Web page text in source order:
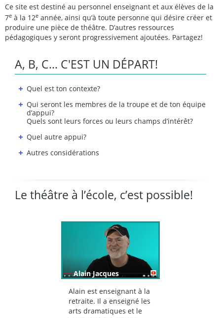
Ce site est destiné au personnel enseignant et aux élèves de la
7e à la 12e année, ainsi qu’à toute personne qui désire créer et
produire une pièce de théâtre. D’autres ressources
pédagogiques y seront progressivement ajoutées. Partagez!
A, B, C… C'EST UN DÉPART!
Quel est ton contexte?
Qui seront les membres de la troupe et de ton équipe
d’appui?
Quels sont leurs forces ou leurs champs d’intérêt?
Quel autre appui?
Autres considérations
Le théâtre à l’école, c’est possible!
Alain Jacques
Alain est enseignant à la
retraite. Il a enseigné les
arts dramatiques et le